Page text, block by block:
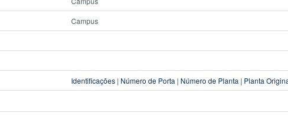
Campus
Identificações | Número de Porta | Número de Planta | Planta